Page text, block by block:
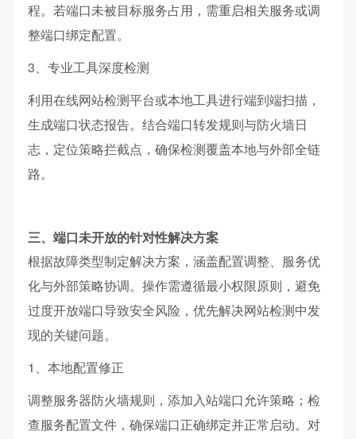
程。若端口未被目标服务占用，需重启相关服务或调
整端口绑定配置。
3、专业工具深度检测
利用在线网站检测平台或本地工具进行端到端扫描，
生成端口状态报告。结合端口转发规则与防火墙日
志，定位策略拦截点，确保检测覆盖本地与外部全链
路。
三、端口未开放的针对性解决方案
根据故障类型制定解决方案，涵盖配置调整、服务优
化与外部策略协调。操作需遵循最小权限原则，避免
过度开放端口导致安全风险，优先解决网站检测中发
现的关键问题。
1、本地配置修正
调整服务器防火墙规则，添加入站端口允许策略；检
查服务配置文件，确保端口正确绑定并正常启动。对